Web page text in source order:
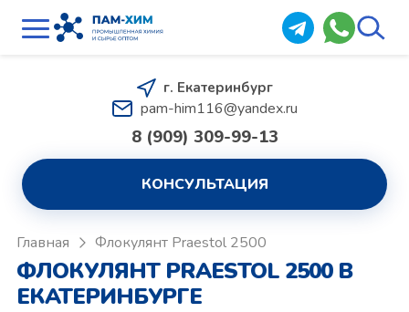
г. Екатеринбург
pam-him116@yandex.ru
8 (909) 309-99-13
КОНСУЛЬТАЦИЯ
Главная Флокулянт Praestol 2500
ФЛОКУЛЯНТ PRAESTOL 2500 В
ЕКАТЕРИНБУРГЕ